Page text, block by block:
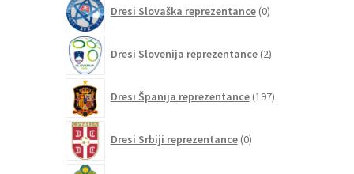
Dresi Slovaška reprezentance 0izdelkov
Dresi Slovenija reprezentance 2izdelka
Dresi Španija reprezentance 197izdelkov
Dresi Srbiji reprezentance 0izdelkov